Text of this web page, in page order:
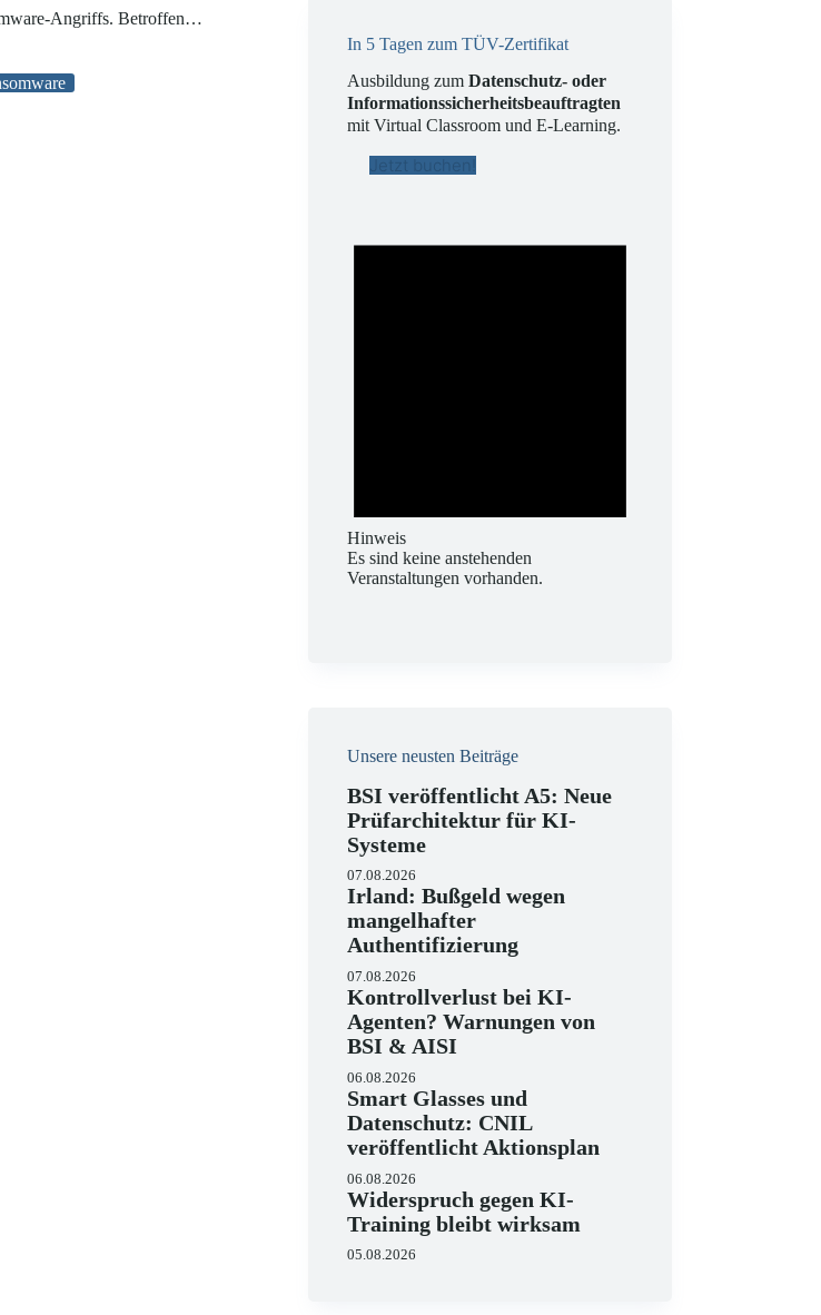
Angriffs. Betroffen…
In 5 Tagen zum TÜV-Zertifikat
Ausbildung zumDatenschutz- oder
Informationssicherheitsbeauftragten
mit Virtual Classroom und E-Learning.
Jetzt buchen!
Hinweis
Es sind keine anstehenden
Veranstaltungen vorhanden.
Unsere neusten Beiträge
BSI veröffentlicht A5: Neue
Prüfarchitektur für KI-
Systeme
07.08.2026
Irland: Bußgeld wegen
mangelhafter
Authentifizierung
07.08.2026
Kontrollverlust bei KI-
Agenten? Warnungen von
BSI & AISI
06.08.2026
Smart Glasses und
Datenschutz: CNIL
veröffentlicht Aktionsplan
06.08.2026
Widerspruch gegen KI-
Training bleibt wirksam
05.08.2026